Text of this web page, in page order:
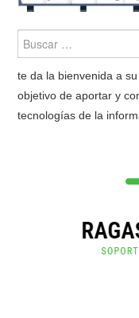
te da la bienvenida a
objetivo de aportar y
tecnologías de la